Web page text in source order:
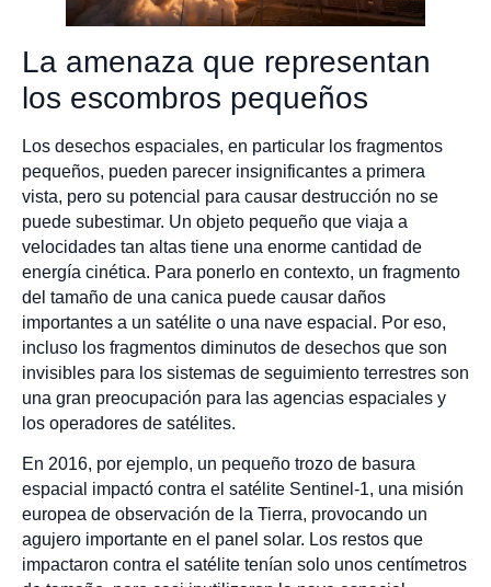
La amenaza que representan
los escombros pequeños
Los desechos espaciales, en particular los fragmentos
pequeños, pueden parecer insignificantes a primera
vista, pero su potencial para causar destrucción no se
puede subestimar. Un objeto pequeño que viaja a
velocidades tan altas tiene una enorme cantidad de
energía cinética. Para ponerlo en contexto, un fragmento
del tamaño de una canica puede causar daños
importantes a un satélite o una nave espacial. Por eso,
incluso los fragmentos diminutos de desechos que son
invisibles para los sistemas de seguimiento terrestres son
una gran preocupación para las agencias espaciales y
los operadores de satélites.
En 2016, por ejemplo, un pequeño trozo de basura
espacial impactó contra el satélite Sentinel-1, una misión
europea de observación de la Tierra, provocando un
agujero importante en el panel solar. Los restos que
impactaron contra el satélite tenían solo unos centímetros